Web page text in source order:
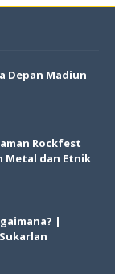
Depan Madiun
Rockfest
Metal dan Etnik
|